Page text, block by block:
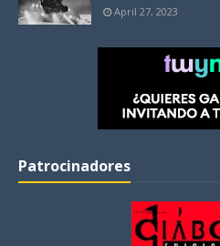
April 27, 2023
Patrocinadores